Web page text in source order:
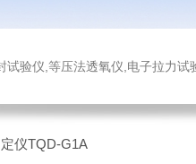
透氧仪,电子拉力试验机,测厚仪,瓶盖扭矩
仪TQD-G1A